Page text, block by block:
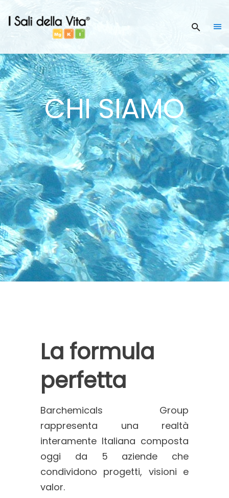
CHI SIAMO
La formula
perfetta
Barchemicals Group
rappresenta una realtà
interamente Italiana composta
oggi da 5 aziende che
condividono progetti, visioni e
valor.